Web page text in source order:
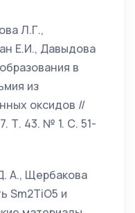
Л.Г.,
Е.И., Давыдова
в
из
оксидов //
Т. 43. № 1. С. 51-
А., Щербакова
Sm2TiO5 и